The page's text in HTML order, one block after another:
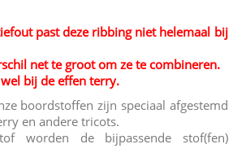
past deze ribbing niet helemaal bij
net te groot om ze te combineren.
bij de effen terry.
boordstoffen zijn speciaal afgestemd
en andere tricots.
worden de bijpassende stof(fen)